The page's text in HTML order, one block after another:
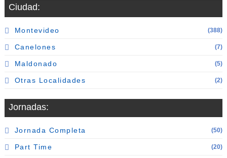
Ciudad:
Montevideo (388)
Canelones (7)
Maldonado (5)
Otras Localidades (2)
Jornadas:
Jornada Completa (50)
Part Time (20)